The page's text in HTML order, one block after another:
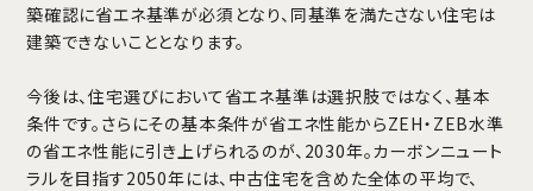
築確認に省エネ基準が必須となり、同基準を満たさない住宅は
建築できないこととなります。
今後は、住宅選びにおいて省エネ基準は選択肢ではなく、基本
条件です。さらにその基本条件が省エネ性能からZEH・ZEB水準
の省エネ性能に引き上げられるのが、2030年。カーボンニュート
ラルを目指す2050年には、中古住宅を含めた全体の平均で、